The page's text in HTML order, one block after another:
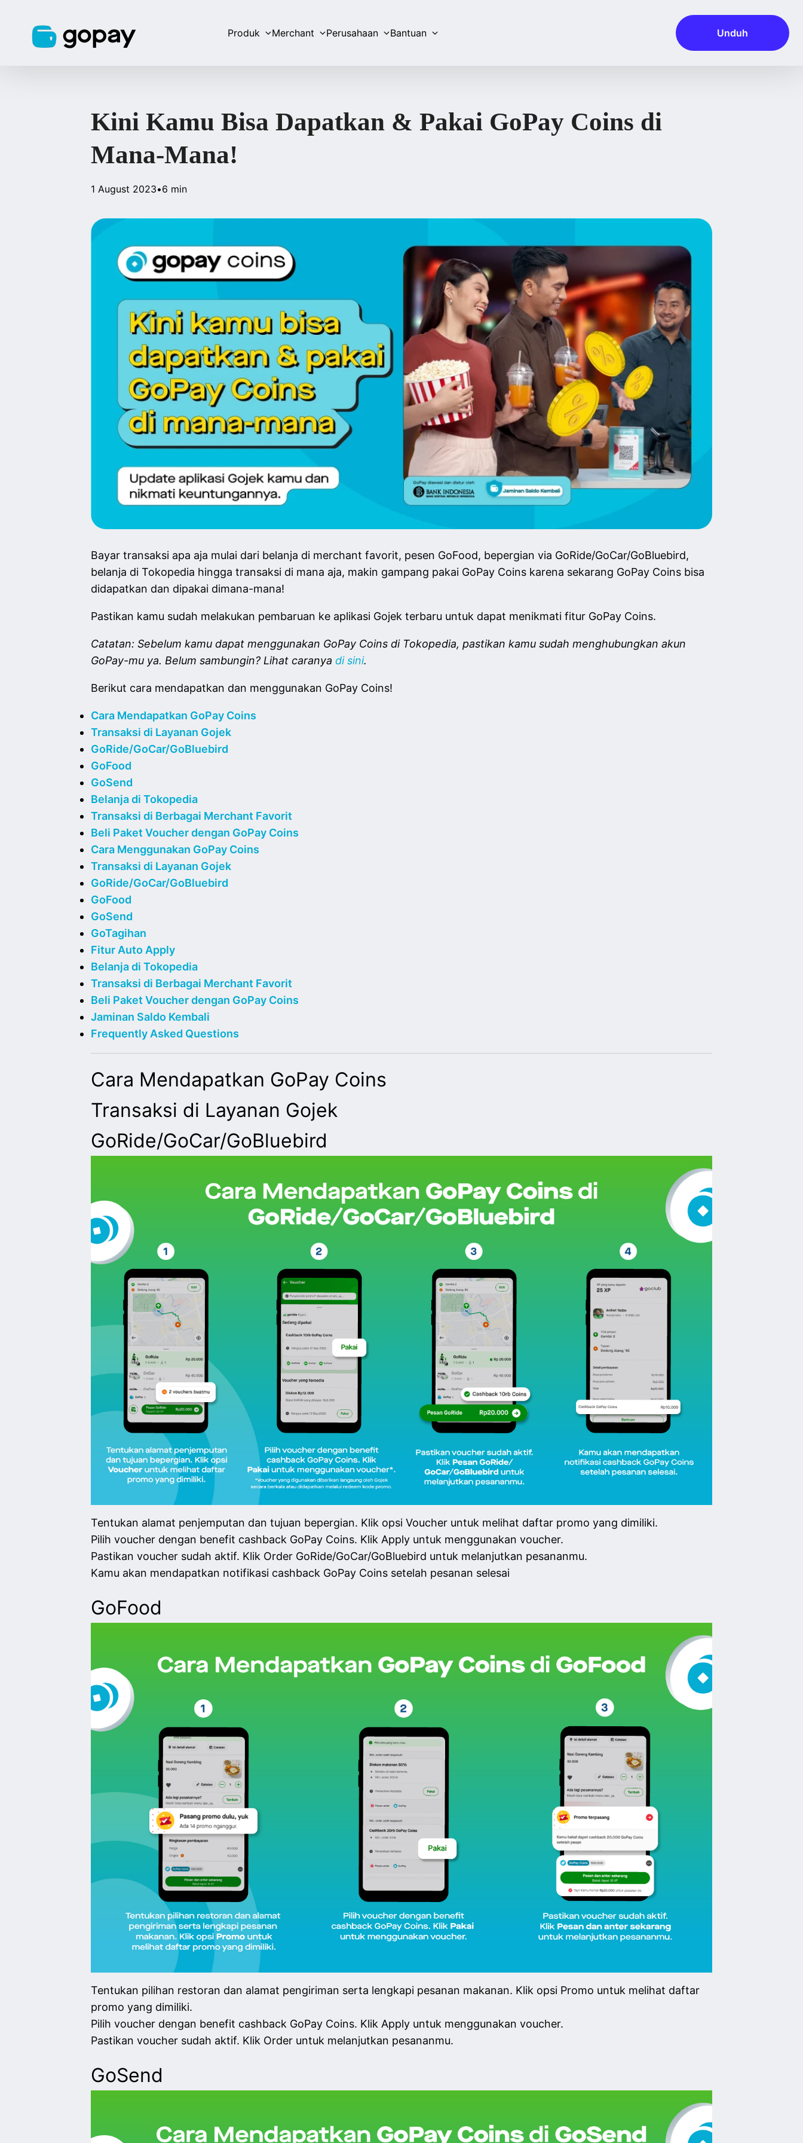
Produk Merchant Perusahaan Bantuan Unduh
Kini Kamu Bisa Dapatkan & Pakai GoPay Coins di
Mana-Mana!
1 August 2023•6 min
Bayar transaksi apa aja mulai dari belanja di merchant favorit, pesen GoFood, bepergian via GoRide/GoCar/GoBluebird,
belanja di Tokopedia hingga transaksi di mana aja, makin gampang pakai GoPay Coins karena sekarang GoPay Coins bisa
didapatkan dan dipakai dimana-mana!
Pastikan kamu sudah melakukan pembaruan ke aplikasi Gojek terbaru untuk dapat menikmati fitur GoPay Coins.
Catatan: Sebelum kamu dapat menggunakan GoPay Coins di Tokopedia, pastikan kamu sudah menghubungkan akun
GoPay-mu ya. Belum sambungin? Lihat caranya di sini.
Berikut cara mendapatkan dan menggunakan GoPay Coins!
Cara Mendapatkan GoPay Coins
Transaksi di Layanan Gojek
GoRide/GoCar/GoBluebird
GoFood
GoSend
Belanja di Tokopedia
Transaksi di Berbagai Merchant Favorit
Beli Paket Voucher dengan GoPay Coins
Cara Menggunakan GoPay Coins
Transaksi di Layanan Gojek
GoRide/GoCar/GoBluebird
GoFood
GoSend
GoTagihan
Fitur Auto Apply
Belanja di Tokopedia
Transaksi di Berbagai Merchant Favorit
Beli Paket Voucher dengan GoPay Coins
Jaminan Saldo Kembali
Frequently Asked Questions
Cara Mendapatkan GoPay Coins
Transaksi di Layanan Gojek
GoRide/GoCar/GoBluebird
Tentukan alamat penjemputan dan tujuan bepergian. Klik opsi Voucher untuk melihat daftar promo yang dimiliki.
Pilih voucher dengan benefit cashback GoPay Coins. Klik Apply untuk menggunakan voucher.
Pastikan voucher sudah aktif. Klik Order GoRide/GoCar/GoBluebird untuk melanjutkan pesananmu.
Kamu akan mendapatkan notifikasi cashback GoPay Coins setelah pesanan selesai
GoFood
Tentukan pilihan restoran dan alamat pengiriman serta lengkapi pesanan makanan. Klik opsi Promo untuk melihat daftar
promo yang dimiliki.
Pilih voucher dengan benefit cashback GoPay Coins. Klik Apply untuk menggunakan voucher.
Pastikan voucher sudah aktif. Klik Order untuk melanjutkan pesananmu.
GoSend